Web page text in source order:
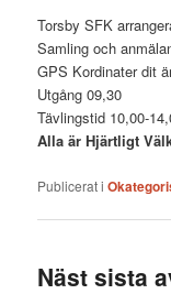
Torsby SFK
Samling och
GPS Kordinater dit
Utgång 09,30
Tävlingstid 10,00-
Alla är Hjärtligt
Publicerat i
Näst sista